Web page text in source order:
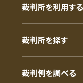
裁判所を利用する
裁判所を探す
裁判例を調べる